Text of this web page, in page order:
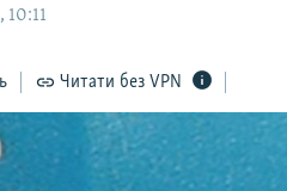
10:11
Читати без VPN